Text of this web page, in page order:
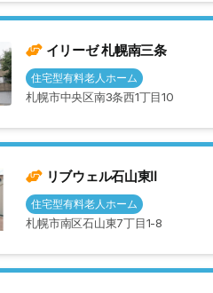
イリーゼ 札幌南三条
住宅型有料老人ホーム
札幌市中央区南3条西1丁目10
リブウェル石山東Ⅱ
住宅型有料老人ホーム
札幌市南区石山東7丁目1-8